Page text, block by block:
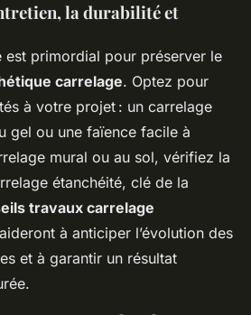
la durabilité et
est primordial pour préserver le
carrelage. Optez pour
à votre projet : un carrelage
gel ou une faïence facile à
mural ou au sol, vérifiez la
étanchéité, clé de la
travaux carrelage
à anticiper l’évolution des
et à garantir un résultat